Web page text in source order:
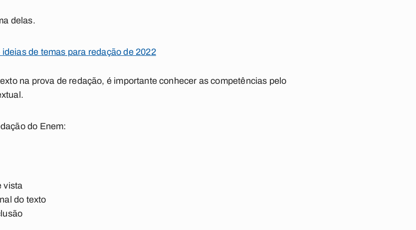
delas.
de temas para redação de 2022
na prova de redação, é importante conhecer as competências pelo
do Enem:
vista
do texto